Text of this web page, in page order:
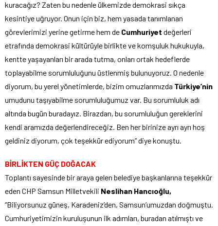
kuracağız? Zaten bu nedenle ülkemizde demokrasi sıkça
kesintiye uğruyor. Onun için biz, hem yasada tanımlanan
görevlerimizi yerine getirme hem de Cumhuriyet değerleri
etrafında demokrasi kültürüyle birlikte ve komşuluk hukukuyla,
kentte yaşayanları bir arada tutma, onları ortak hedeflerde
toplayabilme sorumluluğunu üstlenmiş bulunuyoruz. O nedenle
diyorum, bu yerel yönetimlerde, bizim omuzlarımızda Türkiye’nin
umudunu taşıyabilme sorumluluğumuz var. Bu sorumluluk adı
altında bugün buradayız. Birazdan, bu sorumluluğun gereklerini
kendi aramızda değerlendireceğiz. Ben her birinize ayrı ayrı hoş
geldiniz diyorum, çok teşekkür ediyorum” diye konuştu.
BİRLİKTEN GÜÇ DOĞACAK
Toplantı sayesinde bir araya gelen belediye başkanlarına teşekkür
eden CHP Samsun Milletvekili Neslihan Hancıoğlu,
“Biliyorsunuz güneş, Karadeniz’den, Samsun’umuzdan doğmuştu.
Cumhuriyetimizin kuruluşunun ilk adımları, buradan atılmıştı ve